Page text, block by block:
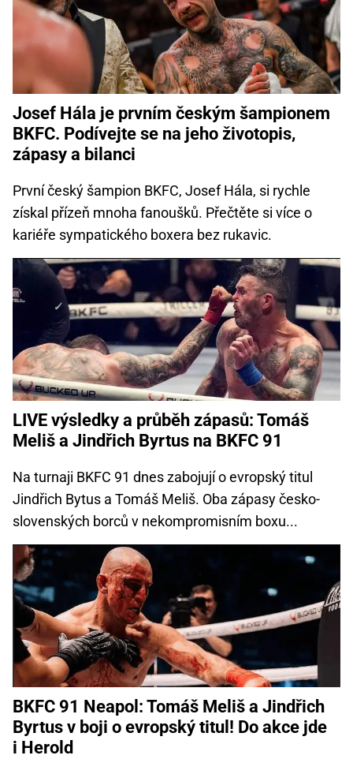
Josef Hála je prvním českým šampionem
BKFC. Podívejte se na jeho životopis,
zápasy a bilanci
První český šampion BKFC, Josef Hála, si rychle
získal přízeň mnoha fanoušků. Přečtěte si více o
kariéře sympatického boxera bez rukavic.
LIVE výsledky a průběh zápasů: Tomáš
Meliš a Jindřich Byrtus na BKFC 91
Na turnaji BKFC 91 dnes zabojují o evropský titul
Jindřich Bytus a Tomáš Meliš. Oba zápasy česko-
slovenských borců v nekompromisním boxu...
BKFC 91 Neapol: Tomáš Meliš a Jindřich
Byrtus v boji o evropský titul! Do akce jde
i Herold